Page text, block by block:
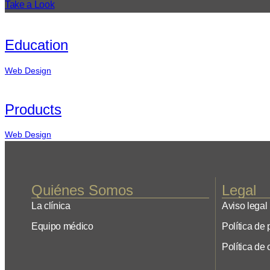
Take a Look
Education
Web Design
Products
Web Design
Quiénes Somos
La clínica
Equipo médico
Legal
Aviso legal
Política de
Política de